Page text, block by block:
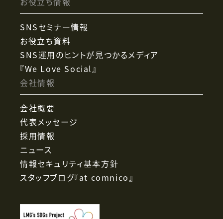
SNSセミナー情報
お役立ち資料
SNS運用のヒントが見つかるメディア
『We Love Social』
会社情報
会社概要
代表メッセージ
採用情報
ニュース
情報セキュリティ基本方針
スタッフブログ『at comnico』